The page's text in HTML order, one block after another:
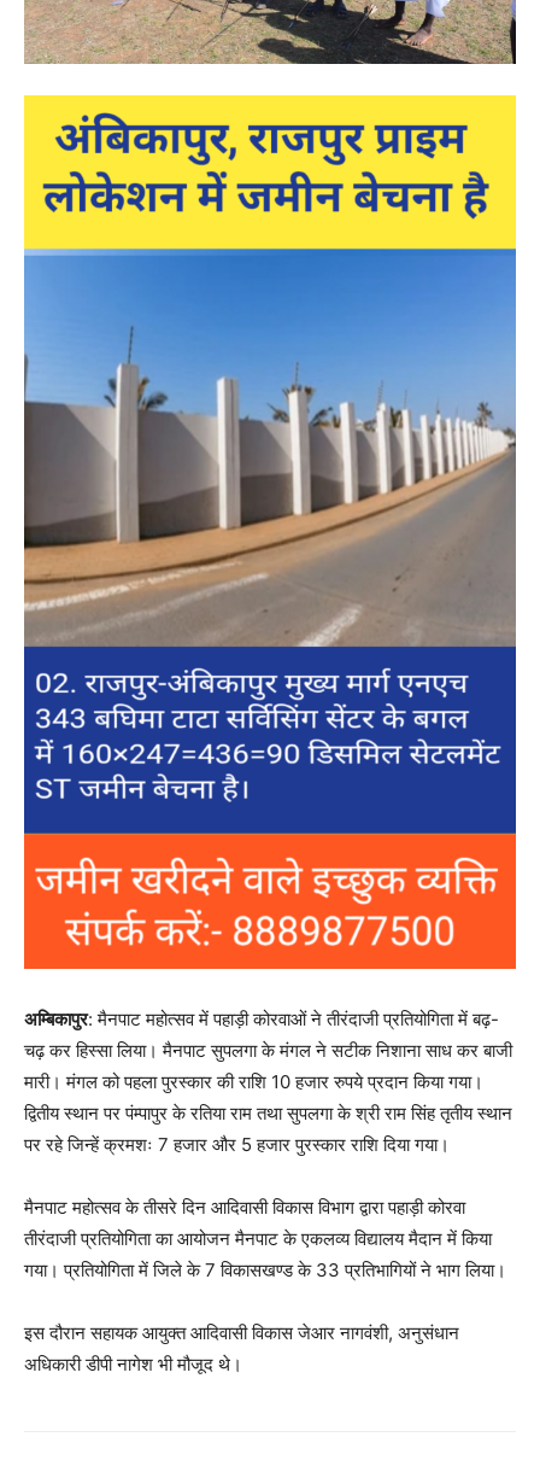
अम्बिकापुर: मैनपाट महोत्सव में पहाड़ी कोरवाओं ने तीरंदाजी प्रतियोगिता में बढ़-
चढ़ कर हिस्सा लिया। मैनपाट सुपलगा के मंगल ने सटीक निशाना साध कर बाजी
मारी। मंगल को पहला पुरस्कार की राशि 10 हजार रुपये प्रदान किया गया।
द्वितीय स्थान पर पंम्पापुर के रतिया राम तथा सुपलगा के श्री राम सिंह तृतीय स्थान
पर रहे जिन्हें क्रमशः 7 हजार और 5 हजार पुरस्कार राशि दिया गया।
मैनपाट महोत्सव के तीसरे दिन आदिवासी विकास विभाग द्वारा पहाड़ी कोरवा
तीरंदाजी प्रतियोगिता का आयोजन मैनपाट के एकलव्य विद्यालय मैदान में किया
गया। प्रतियोगिता में जिले के 7 विकासखण्ड के 33 प्रतिभागियों ने भाग लिया।
इस दौरान सहायक आयुक्त आदिवासी विकास जेआर नागवंशी, अनुसंधान
अधिकारी डीपी नागेश भी मौजूद थे।